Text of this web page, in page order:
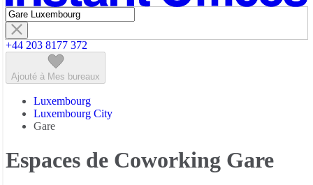
+44 203 8177 372
Ajouté à Mes bureaux
Luxembourg
Luxembourg City
Gare
Espaces de Coworking Gare